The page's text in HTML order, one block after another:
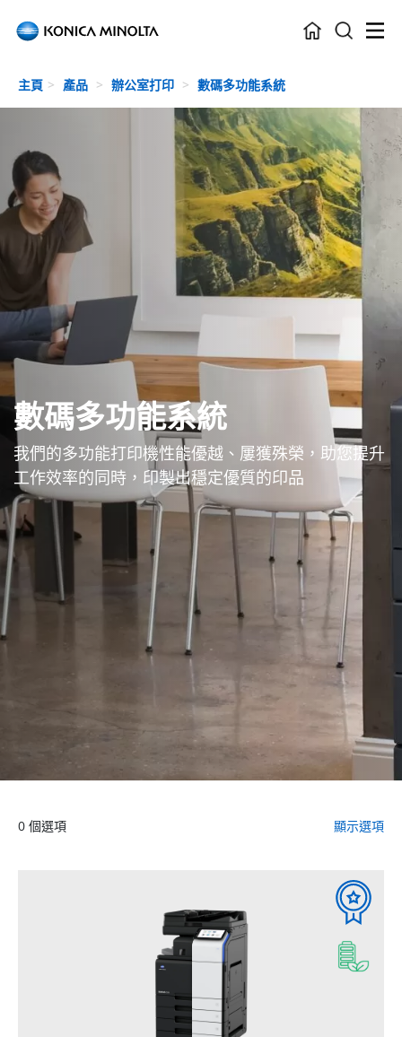
Skip to main content
主頁 產品 辦公室打印 數碼多功能系統
數碼多功能系統
我們的多功能打印機性能優越、屢獲殊榮，助您提升
工作效率的同時，印製出穩定優質的印品
0 個選項 顯示選項